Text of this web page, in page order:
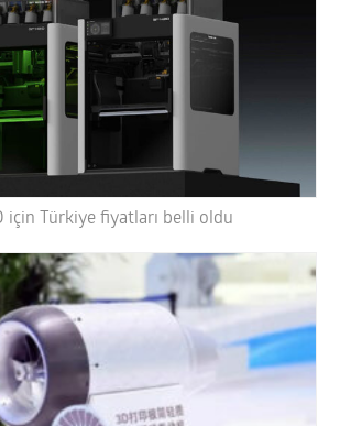
için Türkiye fiyatları belli oldu